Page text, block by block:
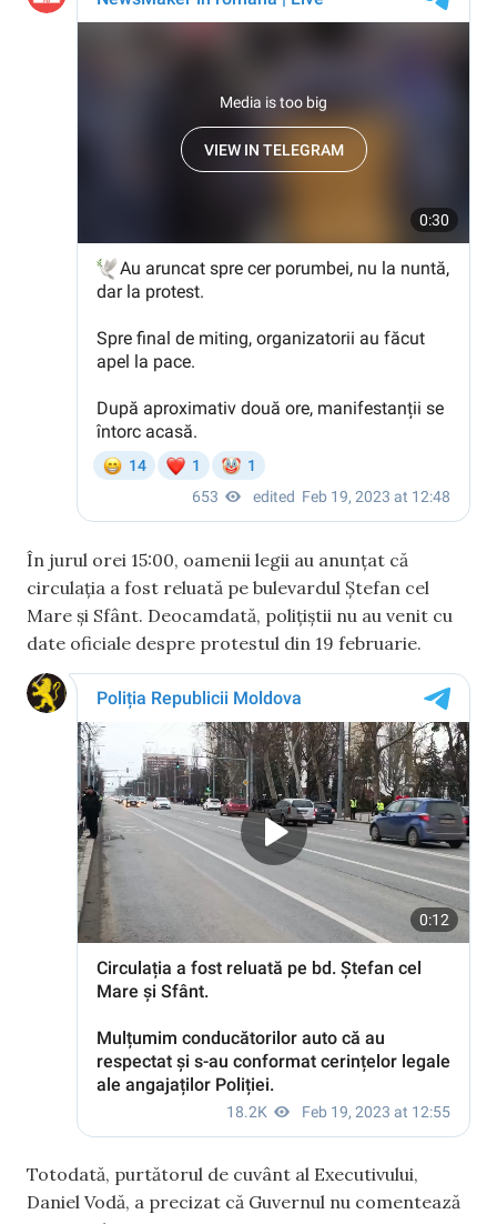
În jurul orei 15:00, oamenii legii au anunțat că
circulația a fost reluată pe bulevardul Ștefan cel
Mare și Sfânt. Deocamdată, polițiștii nu au venit cu
date oficiale despre protestul din 19 februarie.
Totodată, purtătorul de cuvânt al Executivului,
Daniel Vodă, a precizat că Guvernul nu comentează